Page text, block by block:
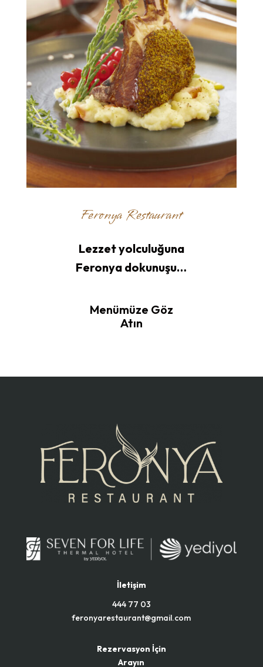
Feronya Restaurant
Lezzet yolculuğuna
Feronya dokunuşu…
Menümüze Göz
Atın
İletişim
444 77 03
feronyarestaurant@gmail.com
Rezervasyon İçin
Arayın